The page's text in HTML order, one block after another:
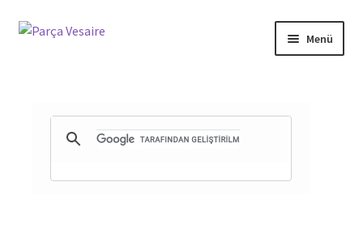
Dolaşıma
İçeriğe
Menü
Mesafeli Satış Sözleşmesi